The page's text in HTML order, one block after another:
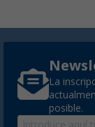
La
posible.